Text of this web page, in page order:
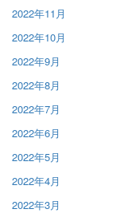
2022年11月
2022年10月
2022年9月
2022年8月
2022年7月
2022年6月
2022年5月
2022年4月
2022年3月